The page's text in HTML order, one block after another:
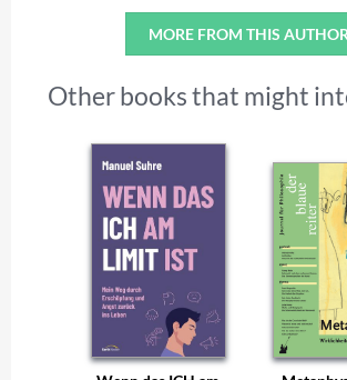
MORE FROM THIS AUTHOR
Other books that might